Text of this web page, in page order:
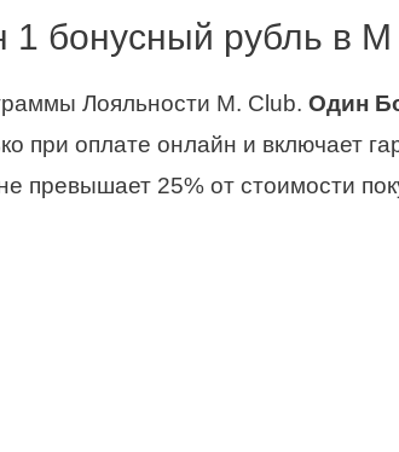
1 бонусный рубль в
Лояльности M. Club. Один
при оплате онлайн и включает
превышает 25% от стоимости